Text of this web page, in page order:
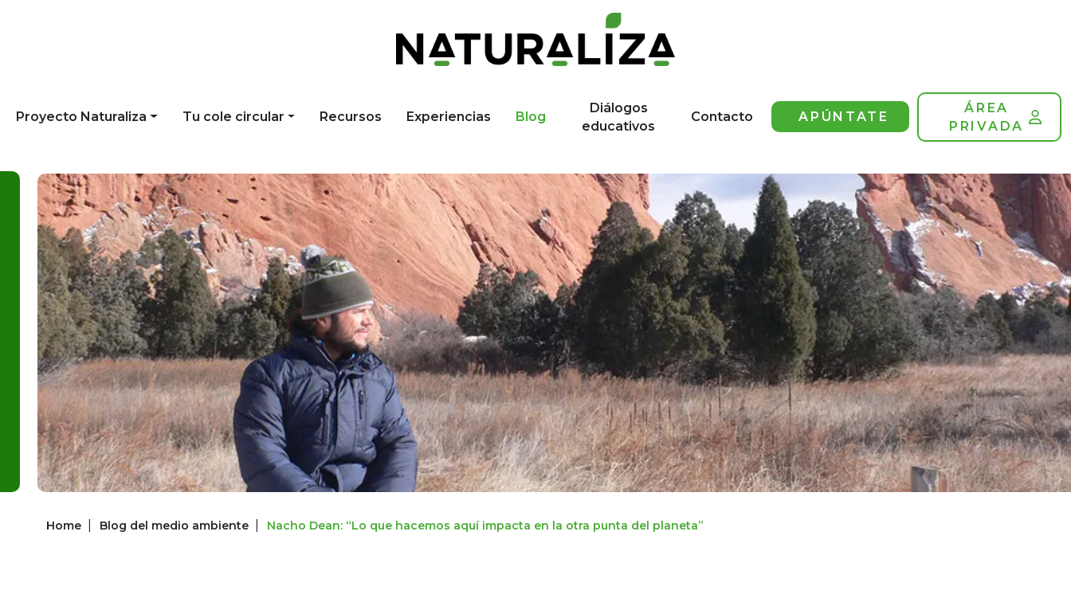
Proyecto Naturaliza Tu cole circular Recursos Experiencias Blog
Diálogos
educativos
Contacto APÚNTATE
ÁREA
PRIVADA
Home Blog del medio ambiente Nacho Dean: “Lo que hacemos aquí impacta en la otra punta del planeta”